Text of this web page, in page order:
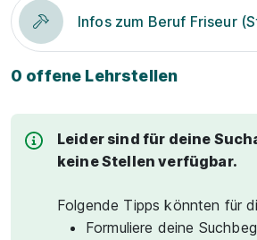
Infos zum Beruf Friseur
0 offene Lehrstellen
Leider sind für deine
keine Stellen verfügbar.
Folgende Tipps könnten für
Formuliere deine